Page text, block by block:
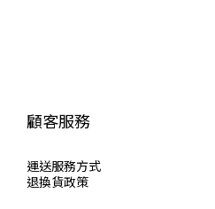
顧客服務
運送服務方式
退換貨政策